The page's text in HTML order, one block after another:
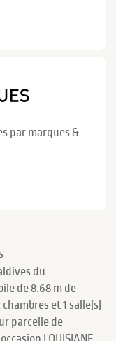
par marques &
du
de 8.68 m de
et 1 salle(s)
parcelle de